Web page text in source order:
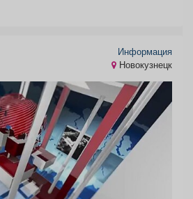
Информация
Новокузнецк